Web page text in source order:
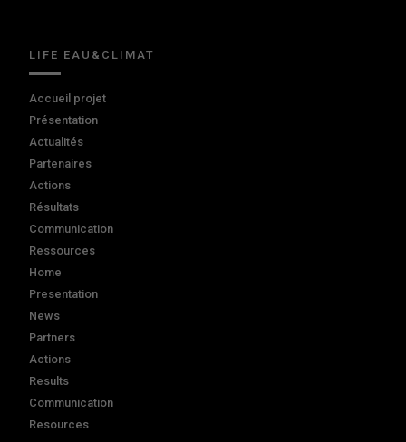
LIFE EAU&CLIMAT
Accueil projet
Présentation
Actualités
Partenaires
Actions
Résultats
Communication
Ressources
Home
Presentation
News
Partners
Actions
Results
Communication
Resources